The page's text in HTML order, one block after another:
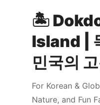
🏝️
Island |
민국의
For Korean &
Nature, and Fun